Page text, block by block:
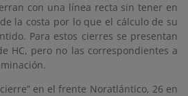
con una línea recta sin tener en
la costa por lo que el cálculo de su
Para estos cierres se presentan
HC, pero no las correspondientes a
en el frente Noratlántico, 26 en